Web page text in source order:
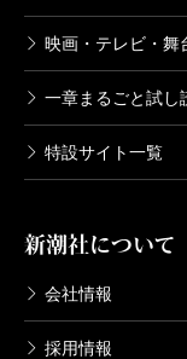
映画・テレビ・舞
一章まるごと試し
特設サイト一覧
新潮社について
会社情報
採用情報